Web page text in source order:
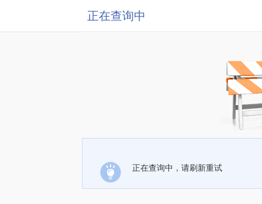
正在查询中
正在查询中，请刷新重试